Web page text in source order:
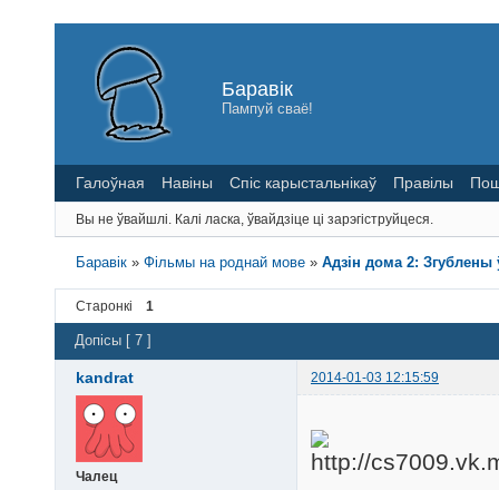
Баравік
Пампуй сваё!
Галоўная Навіны Спіс карыстальнікаў Правілы
Вы не ўвайшлі. Калі ласка, ўвайдзіце ці зарэгіструйцеся.
Баравік »Фільмы на роднай мове »Адзін дома 2:
Старонкі 1
Допісы [ 7 ]
kandrat 2014-01-03 12:15:59
Чалец